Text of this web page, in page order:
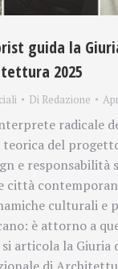
guida la
2025
Di Redazione
radicale
del
e responsabilità
città
culturali e
è attorno a
articola la Giuria